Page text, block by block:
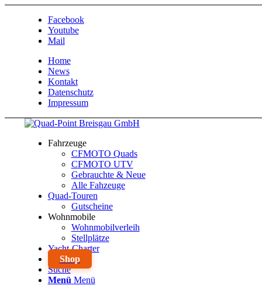
Facebook
Youtube
Mail
Home
News
Kontakt
Datenschutz
Impressum
Fahrzeuge
CFMOTO Quads
CFMOTO UTV
Gebrauchte & Neue
Alle Fahzeuge
Quad-Touren
Gutscheine
Wohnmobile
Wohnmobilverleih
Stellplätze
Yacht-Charter
Shop
Suche
Menü Menü